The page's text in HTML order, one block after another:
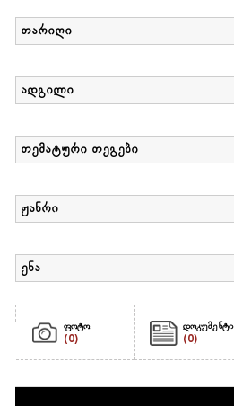
თარიღი
ადგილი
თემატური თეგები
ჟანრი
ენა
ფოტო
(0)
დოკუმენტი
(0)